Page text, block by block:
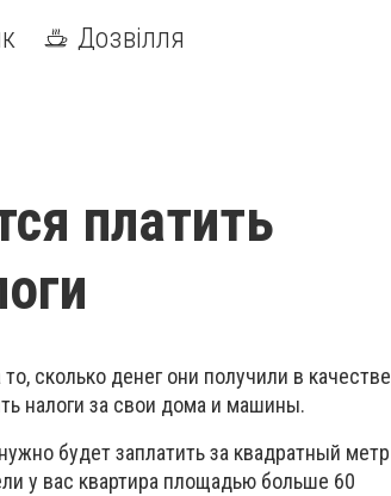
Дозвілля
платить
сколько денег они получили в качестве
налоги за свои дома и машины.
будет заплатить за квадратный метр
у вас квартира площадью больше 60